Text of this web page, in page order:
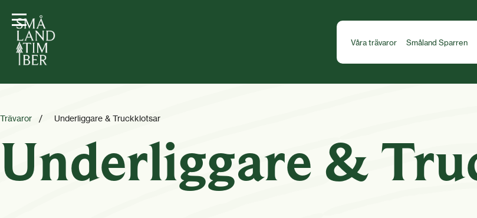
Våra trävaror Småland Sparren
Trävaror / Underliggare & Truckklotsar
Underliggare &